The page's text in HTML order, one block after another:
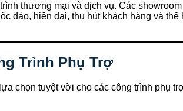
thương mại và dịch vụ. Các
đáo, hiện đại, thu hút khách hàng và
Trình Phụ Trợ
chọn tuyệt vời cho các công trình phụ